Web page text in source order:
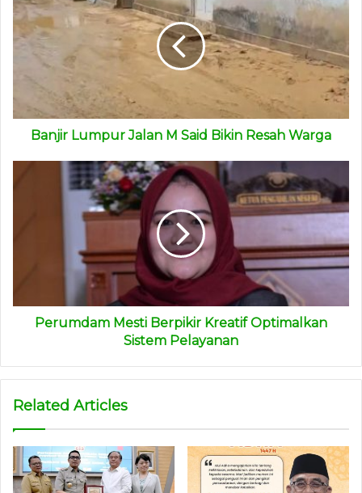
lumpur. Yakni, RT 26, RT 32, dan RT 34.
Sejak Rabu (1/2/2023) hingga Kamis (2/2/2023), Badan
Penanggulangan Bencana Daerah (BPBD) Kota Samarinda
melakukan pengecekan teknis untuk mengantisipasi banjir
lumpur di Jalan M. Said tersebut.(ADV)
Banjir Lumpur Jalan M Said Bikin Resah Warga
Perumdam Mesti Berpikir Kreatif Optimalkan
Sistem Pelayanan
Related Articles